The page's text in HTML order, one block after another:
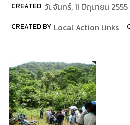
CREATED วันจันทร์, 11 มิถุนายน 2555
CREATED BY Local Action Links